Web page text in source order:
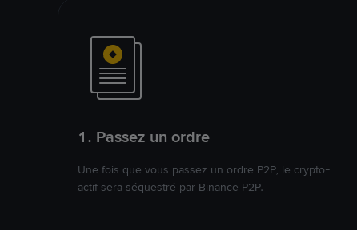
1. Passez un ordre
Une fois que vous passez un ordre P2P, le crypto-
actif sera séquestré par Binance P2P.